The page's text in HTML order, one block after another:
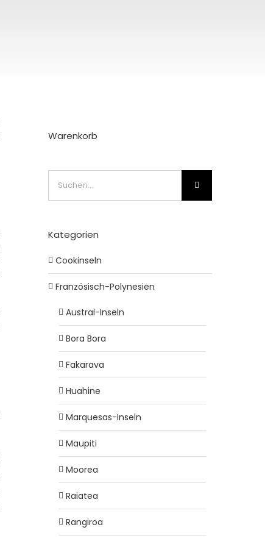
Warenkorb
nach:
Kategorien
Cookinseln
Französisch-Polynesien
Austral-Inseln
Bora Bora
Fakarava
Huahine
Marquesas-Inseln
Maupiti
Moorea
Raiatea
Rangiroa